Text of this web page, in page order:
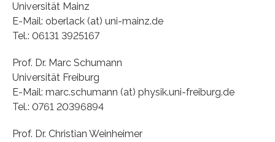
Universität Mainz
E-Mail: oberlack (at) uni-mainz.de
Tel.: 06131 3925167
Prof. Dr. Marc Schumann
Universität Freiburg
E-Mail: marc.schumann (at) physik.uni-freiburg.de
Tel.: 0761 20396894
Prof. Dr. Christian Weinheimer